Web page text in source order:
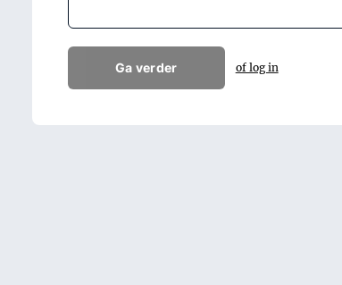
Ga verder of log in